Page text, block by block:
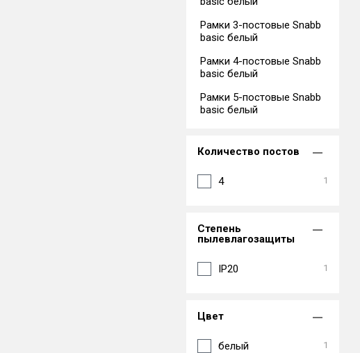
Рамки 3-постовые Snabb
basic белый
Рамки 4-постовые Snabb
basic белый
Рамки 5-постовые Snabb
basic белый
Количество постов
4 1
Степень
пылевлагозащиты
IP20 1
Цвет
белый 1